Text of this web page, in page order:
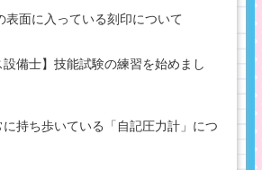
表面に入っている刻印について
設備士】技能試験の練習を始めまし
持ち歩いている「自記圧力計」につ